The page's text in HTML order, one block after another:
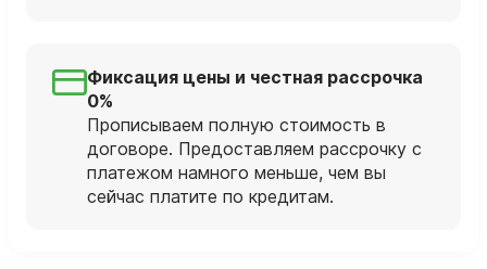
Фиксация цены и честная рассрочка
0%
Прописываем полную стоимость в
договоре. Предоставляем рассрочку с
платежом намного меньше, чем вы
сейчас платите по кредитам.